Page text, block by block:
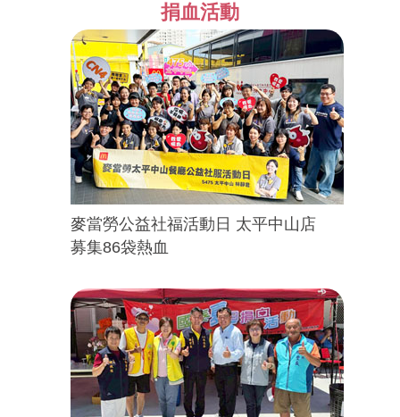
捐血活動
麥當勞公益社福活動日 太平中山店
募集86袋熱血